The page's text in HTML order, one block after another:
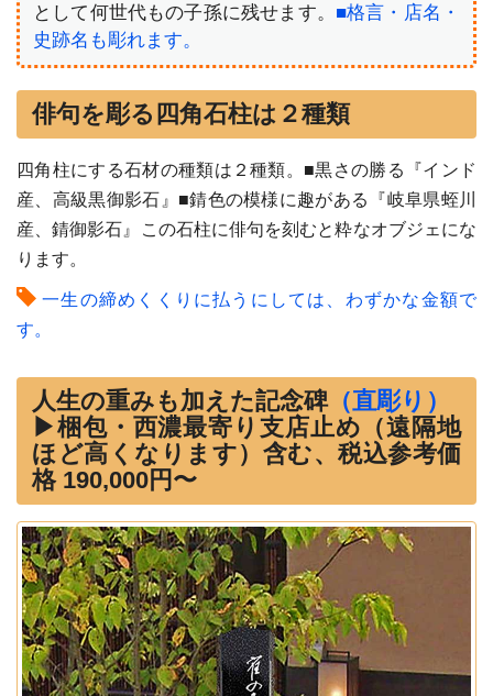
として何世代もの子孫に残せます。 ■格言・店名・
史跡名も彫れます。
俳句を彫る四角石柱は２種類
四角柱にする石材の種類は２種類。■黒さの勝る『インド
産、高級黒御影石』■錆色の模様に趣がある『岐阜県蛭川
産、錆御影石』この石柱に俳句を刻むと粋なオブジェにな
ります。
一生の締めくくりに払うにしては、わずかな金額で
す。
人生の重みも加えた記念碑（直彫り）
▶梱包・西濃最寄り支店止め（遠隔地
ほど高くなります）含む、税込参考価
格 190,000円〜